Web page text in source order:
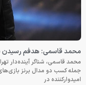
محمد قاسمی: هدفم رسیدن به فینال ۴۰۰ متر بازی‌های
محمد قاسمی، شناگر آینده‌دار
جمله کسب دو مدال برنز
امیدوارکننده در